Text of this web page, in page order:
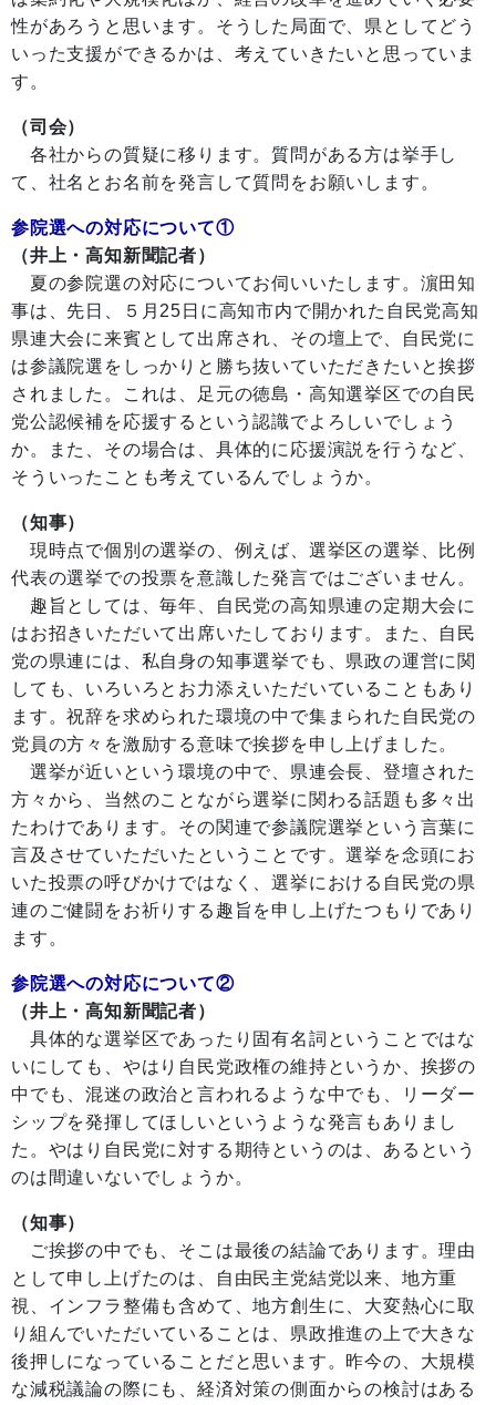
性があろうと思います。そうした局面で、県としてどう
いった支援ができるかは、考えていきたいと思っていま
す。
（司会）
各社からの質疑に移ります。質問がある方は挙手し
て、社名とお名前を発言して質問をお願いします。
参院選への対応について①
（井上・高知新聞記者）
夏の参院選の対応についてお伺いいたします。濵田知
事は、先日、５月25日に高知市内で開かれた自民党高知
県連大会に来賓として出席され、その壇上で、自民党に
は参議院選をしっかりと勝ち抜いていただきたいと挨拶
されました。これは、足元の徳島・高知選挙区での自民
党公認候補を応援するという認識でよろしいでしょう
か。また、その場合は、具体的に応援演説を行うなど、
そういったことも考えているんでしょうか。
（知事）
現時点で個別の選挙の、例えば、選挙区の選挙、比例
代表の選挙での投票を意識した発言ではございません。
趣旨としては、毎年、自民党の高知県連の定期大会に
はお招きいただいて出席いたしております。また、自民
党の県連には、私自身の知事選挙でも、県政の運営に関
しても、いろいろとお力添えいただいていることもあり
ます。祝辞を求められた環境の中で集まられた自民党の
党員の方々を激励する意味で挨拶を申し上げました。
選挙が近いという環境の中で、県連会長、登壇された
方々から、当然のことながら選挙に関わる話題も多々出
たわけであります。その関連で参議院選挙という言葉に
言及させていただいたということです。選挙を念頭にお
いた投票の呼びかけではなく、選挙における自民党の県
連のご健闘をお祈りする趣旨を申し上げたつもりであり
ます。
参院選への対応について②
（井上・高知新聞記者）
具体的な選挙区であったり固有名詞ということではな
いにしても、やはり自民党政権の維持というか、挨拶の
中でも、混迷の政治と言われるような中でも、リーダー
シップを発揮してほしいというような発言もありまし
た。やはり自民党に対する期待というのは、あるという
のは間違いないでしょうか。
（知事）
ご挨拶の中でも、そこは最後の結論であります。理由
として申し上げたのは、自由民主党結党以来、地方重
視、インフラ整備も含めて、地方創生に、大変熱心に取
り組んでいただいていることは、県政推進の上で大きな
後押しになっていることだと思います。昨今の、大規模
な減税議論の際にも、経済対策の側面からの検討はある